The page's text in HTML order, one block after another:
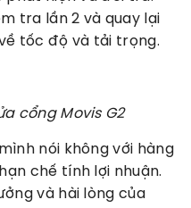
tra lần 2 và quay lại
tốc độ và tải trọng.
cổng Movis G2
nói không với hàng
chế tính lợi nhuận.
và hài lòng của